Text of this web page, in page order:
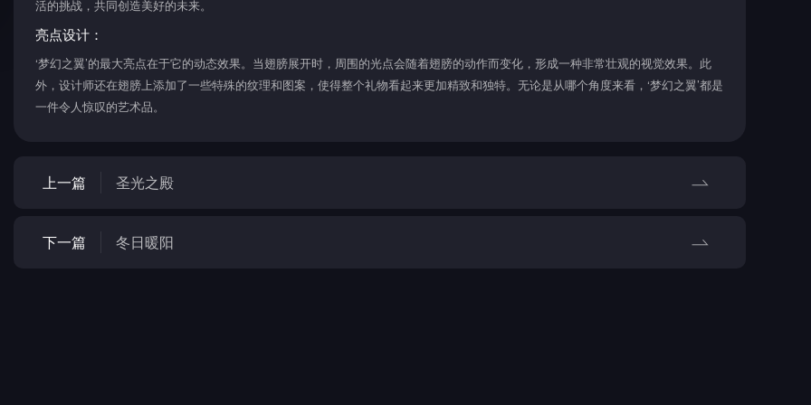
活的挑战，共同创造美好的未来。
亮点设计：
‘梦幻之翼’的最大亮点在于它的动态效果。当翅膀展开时，周围的光点会随着翅膀的动作而变化，形成一种非常壮观的视觉效果。此
外，设计师还在翅膀上添加了一些特殊的纹理和图案，使得整个礼物看起来更加精致和独特。无论是从哪个角度来看，‘梦幻之翼’都是
一件令人惊叹的艺术品。
上一篇 圣光之殿
下一篇 冬日暖阳